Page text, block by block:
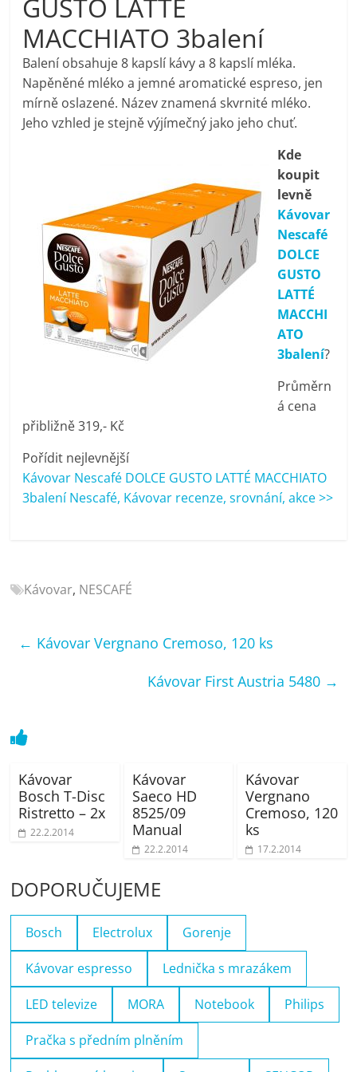
pračky,
televize,
notebooky,
telefony,
kávovary,
bazény
Nejlepší
elektronika
recenze,
televize,
notebooky,
mobilní
GUSTO LATTÉ
MACCHIATO 3balení
Balení obsahuje 8 kapslí kávy a 8 kapslí mléka.
Napěněné mléko a jemné aromatické espreso, jen
mírně oslazené. Název znamená skvrnité mléko.
Jeho vzhled je stejně výjímečný jako jeho chuť.
Kde
koupit
levně
Kávovar
Nescafé
DOLCE
GUSTO
LATTÉ
MACCHI
ATO
3balení?
Průměrn
á cena
přibližně 319,- Kč
Pořídit nejlevnější
Kávovar Nescafé DOLCE GUSTO LATTÉ MACCHIATO
3balení Nescafé, Kávovar recenze, srovnání, akce >>
Kávovar, NESCAFÉ
← Kávovar Vergnano Cremoso, 120 ks
Kávovar First Austria 5480 →
Kávovar
Bosch T-Disc
Ristretto – 2x
22.2.2014
Kávovar
Saeco HD
8525/09
Manual
22.2.2014
Kávovar
Vergnano
Cremoso, 120
ks
17.2.2014
DOPORUČUJEME
Bosch Electrolux Gorenje
Kávovar espresso Lednička s mrazákem
LED televize MORA Notebook Philips
Pračka s předním plněním